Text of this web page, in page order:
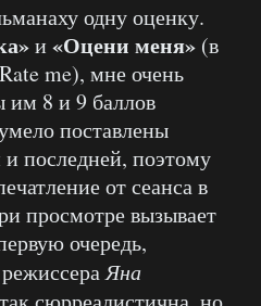
одну оценку.
и «Оцени меня» (в
me), мне очень
им 8 и 9 баллов
поставлены
последней, поэтому
от сеанса в
просмотре вызывает
очередь,
Яна